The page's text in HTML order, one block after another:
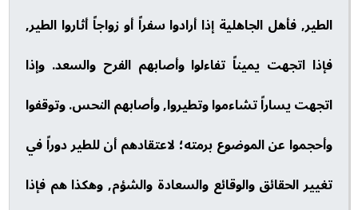
الطير, فأهل الجاهلية إذا أرادوا سفراً أو زواجاً أثاروا الطير,
فإذا اتجهت يميناً تفاءلوا وأصابهم الفرح والسعد. وإذا
اتجهت يساراً تشاءموا وتطيروا, وأصابهم النحس. وتوقفوا
وأحجموا عن الموضوع برمته؛ لاعتقادهم أن للطير دوراً في
تغيير الحقائق والوقائع والسعادة والشؤم, وهكذا هم فإذا